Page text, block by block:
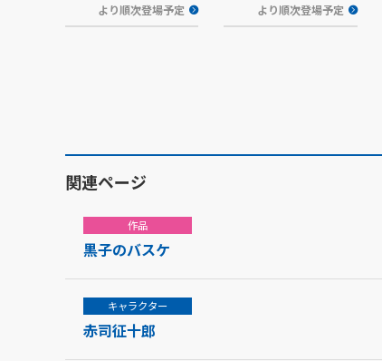
より順次登場予定
より順次登場予定
関連ページ
作品
黒子のバスケ
キャラクター
赤司征十郎